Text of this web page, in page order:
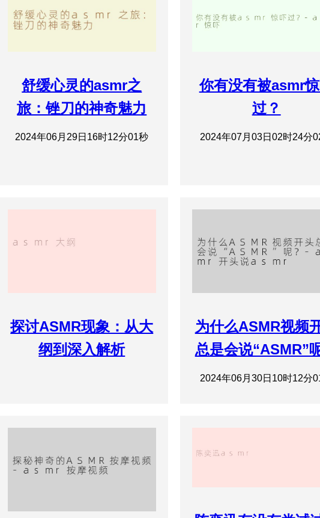
舒缓心灵的asmr之
旅：锉刀的神奇魅力
2024年06月29日16时12分01秒
你有没有被asmr
过？
2024年07月03日02时24分
探讨ASMR现象：从大
纲到深入解析
为什么ASMR视频
总是会说“ASMR”
2024年06月30日10时12分